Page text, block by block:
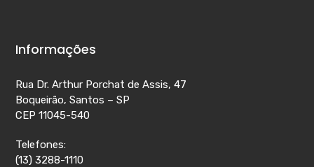
Informações
Rua Dr. Arthur Porchat de Assis, 47
Boqueirão, Santos – SP
CEP 11045-540
Telefones:
(13) 3288-1110